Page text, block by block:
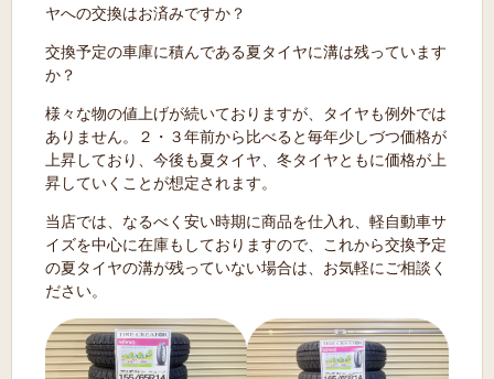
ヤへの交換はお済みですか？
交換予定の車庫に積んである夏タイヤに溝は残っています
か？
様々な物の値上げが続いておりますが、タイヤも例外では
ありません。２・３年前から比べると毎年少しづつ価格が
上昇しており、今後も夏タイヤ、冬タイヤともに価格が上
昇していくことが想定されます。
当店では、なるべく安い時期に商品を仕入れ、軽自動車サ
イズを中心に在庫もしておりますので、これから交換予定
の夏タイヤの溝が残っていない場合は、お気軽にご相談く
ださい。